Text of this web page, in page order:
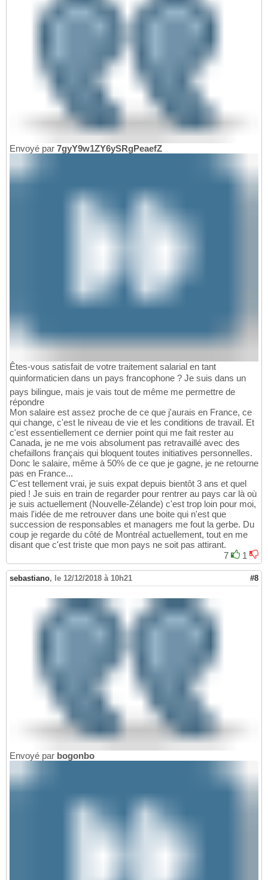
Envoyé par 7gyY9w1ZY6ySRgPeaefZ
Êtes-vous satisfait de votre traitement salarial en tant
quinformaticien dans un pays francophone ? Je suis dans un
pays bilingue, mais je vais tout de même me permettre de
répondre
Mon salaire est assez proche de ce que j'aurais en France, ce
qui change, c'est le niveau de vie et les conditions de travail. Et
c'est essentiellement ce dernier point qui me fait rester au
Canada, je ne me vois absolument pas retravaillé avec des
chefaillons français qui bloquent toutes initiatives personnelles.
Donc le salaire, même à 50% de ce que je gagne, je ne retourne
pas en France...
C'est tellement vrai, je suis expat depuis bientôt 3 ans et quel
pied ! Je suis en train de regarder pour rentrer au pays car là où
je suis actuellement (Nouvelle-Zélande) c'est trop loin pour moi,
mais l'idée de me retrouver dans une boite qui n'est que
succession de responsables et managers me fout la gerbe. Du
coup je regarde du côté de Montréal actuellement, tout en me
disant que c'est triste que mon pays ne soit pas attirant.
7
1
sebastiano, le 12/12/2018 à 10h21 #8
Envoyé par bogonbo